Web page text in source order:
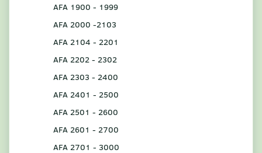
AFA 1900 - 1999
AFA 2000 -2103
AFA 2104 - 2201
AFA 2202 - 2302
AFA 2303 - 2400
AFA 2401 - 2500
AFA 2501 - 2600
AFA 2601 - 2700
AFA 2701 - 3000